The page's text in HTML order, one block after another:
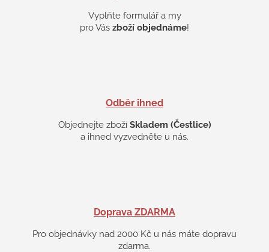
Vyplňte formulář a my
pro Vás zboží objednáme!
Odběr ihned
Objednejte zboží Skladem (Čestlice)
a ihned vyzvedněte u nás.
Doprava ZDARMA
Pro objednávky nad 2000 Kč u nás máte dopravu
zdarma.